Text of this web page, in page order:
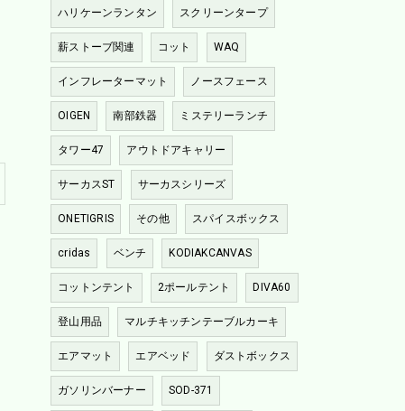
ハリケーンランタン スクリーンタープ
薪ストーブ関連 コット WAQ
インフレーターマット ノースフェース
OIGEN 南部鉄器 ミステリーランチ
タワー47 アウトドアキャリー
サーカスST サーカスシリーズ
ONETIGRIS その他 スパイスボックス
cridas ベンチ KODIAKCANVAS
コットンテント 2ポールテント DIVA60
登山用品 マルチキッチンテーブルカーキ
エアマット エアベッド ダストボックス
ガソリンバーナー SOD-371